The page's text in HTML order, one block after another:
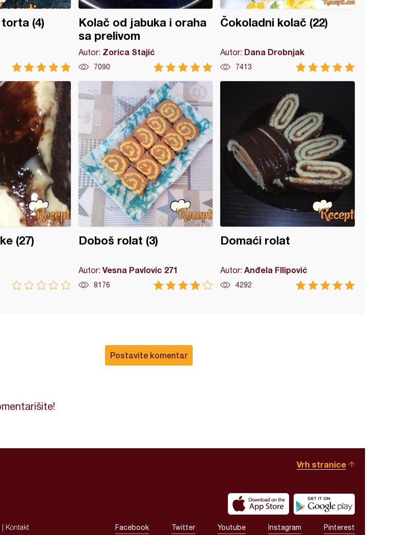
(4)
Kolač od jabuka i oraha
sa prelivom
Autor: Zorica Stajić
7090
Čokoladni kolač (22)
Autor: Dana Drobnjak
7413
(27) Doboš rolat (3)
Autor: Vesna Pavlovic 271
8176
Domaći rolat
Autor:Anđela FIlipović
4292
Postavite komentar
Vrh stranice
Kontakt Facebook Twitter Youtube Instagram Pinterest